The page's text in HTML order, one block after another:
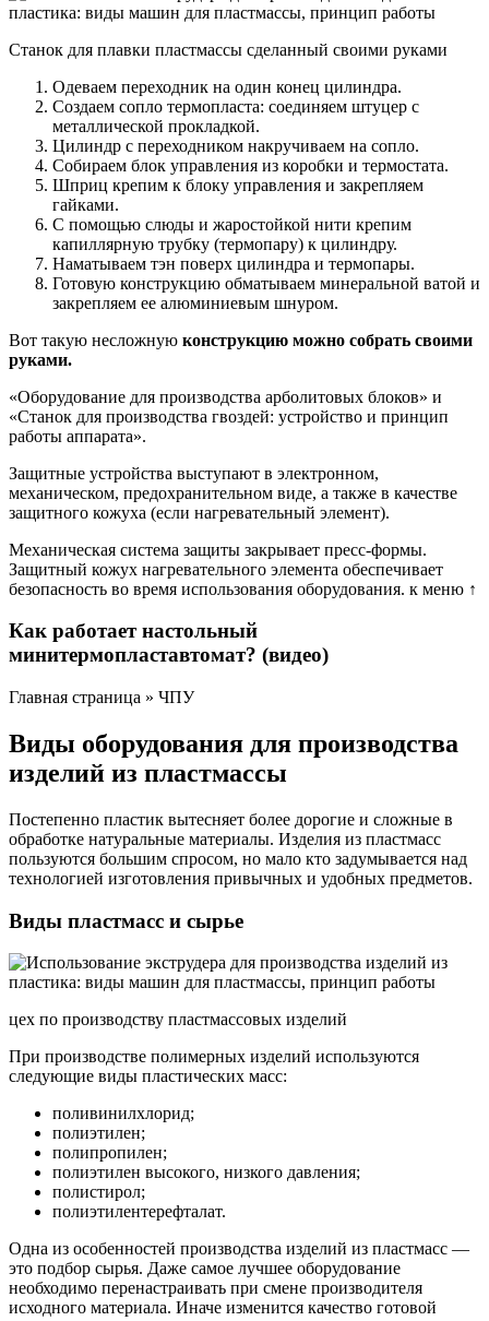
Станок для плавки пластмассы сделанный своими руками
Одеваем переходник на один конец цилиндра.
Создаем сопло термопласта: соединяем штуцер с
металлической прокладкой.
Цилиндр с переходником накручиваем на сопло.
Собираем блок управления из коробки и термостата.
Шприц крепим к блоку управления и закрепляем
гайками.
С помощью слюды и жаростойкой нити крепим
капиллярную трубку (термопару) к цилиндру.
Наматываем тэн поверх цилиндра и термопары.
Готовую конструкцию обматываем минеральной ватой и
закрепляем ее алюминиевым шнуром.
Вот такую несложную конструкцию можно собрать своими
руками.
«Оборудование для производства арболитовых блоков» и
«Станок для производства гвоздей: устройство и принцип
работы аппарата».
Защитные устройства выступают в электронном,
механическом, предохранительном виде, а также в качестве
защитного кожуха (если нагревательный элемент).
Механическая система защиты закрывает пресс-формы.
Защитный кожух нагревательного элемента обеспечивает
безопасность во время использования оборудования. к меню ↑
Как работает настольный
минитермопластавтомат? (видео)
Главная страница » ЧПУ
Виды оборудования для производства
изделий из пластмассы
Постепенно пластик вытесняет более дорогие и сложные в
обработке натуральные материалы. Изделия из пластмасс
пользуются большим спросом, но мало кто задумывается над
технологией изготовления привычных и удобных предметов.
Виды пластмасс и сырье
цех по производству пластмассовых изделий
При производстве полимерных изделий используются
следующие виды пластических масс:
поливинилхлорид;
полиэтилен;
полипропилен;
полиэтилен высокого, низкого давления;
полистирол;
полиэтилентерефталат.
Одна из особенностей производства изделий из пластмасс —
это подбор сырья. Даже самое лучшее оборудование
необходимо перенастраивать при смене производителя
исходного материала. Иначе изменится качество готовой